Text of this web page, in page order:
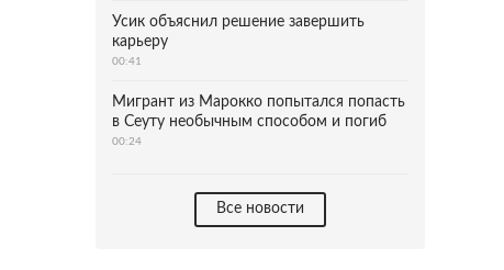
Усик объяснил решение завершить
карьеру
00:41
Мигрант из Марокко попытался попасть
в Сеуту необычным способом и погиб
00:24
Все новости